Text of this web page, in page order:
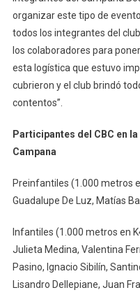
organizar este tipo de
todos los integrantes del
los colaboradores para
esta logística que estuvo
cubrieron y el club brindó
contentos”.
Participantes del CBC en
Campana
Preinfantiles (1.000 metros
Guadalupe De Luz, Matías
Infantiles (1.000 metros en
Julieta Medina, Valentina
Pasino, Ignacio Sibilín,
Lisandro Dellepiane, Juan